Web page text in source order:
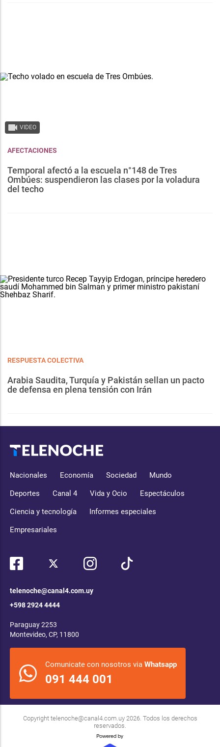
VIDEO
AFECTACIONES
Temporal afectó a la escuela n°148 de Tres
Ombúes: suspendieron las clases por la voladura
del techo
RESPUESTA COLECTIVA
Arabia Saudita, Turquía y Pakistán sellan un pacto
de defensa en plena tensión con Irán
Nacionales Economía Sociedad Mundo
Deportes Canal 4 Vida y Ocio Espectáculos
Ciencia y tecnología Informes especiales
Empresariales
telenoche@canal4.com.uy
+598 2924 4444
Paraguay 2253
Montevideo, CP, 11800
Comunicate con nosotros via Whatsapp
091 444 001
Copyright telenoche@canal4.com.uy2026. Todos los derechos
reservados.